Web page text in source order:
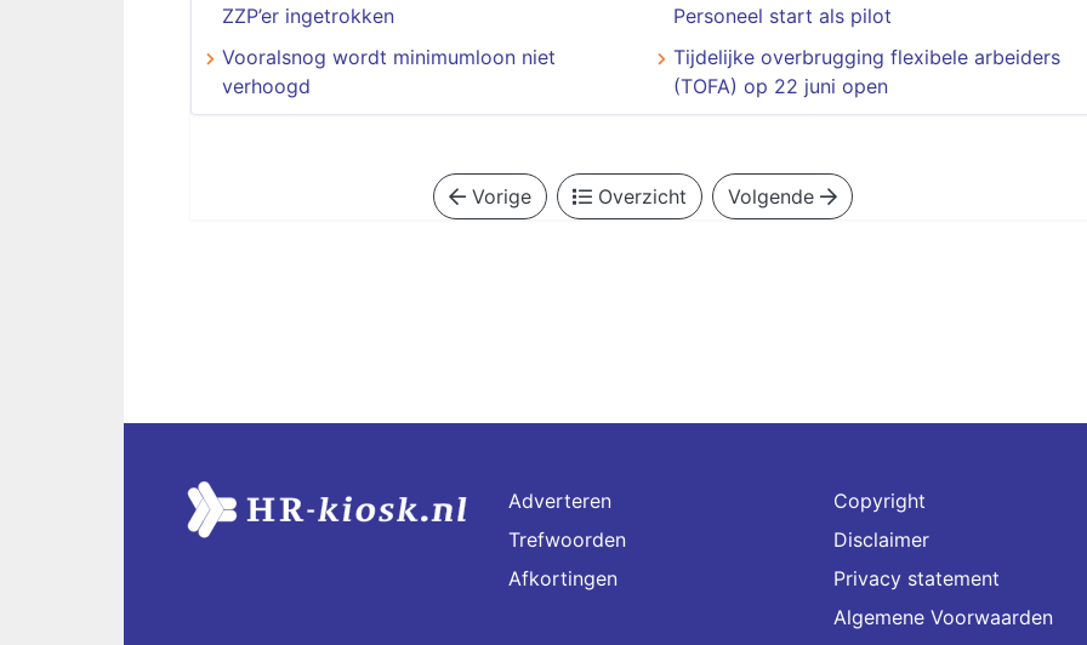
ZZP’er ingetrokken
Personeel start als pilot
Vooralsnog wordt minimumloon niet
verhoogd
Tijdelijke overbrugging flexibele arbeiders
(TOFA) op 22 juni open
Vorige Overzicht Volgende
Adverteren
Trefwoorden
Afkortingen
Copyright
Disclaimer
Privacy statement
Algemene Voorwaarden